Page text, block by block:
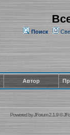
Поиск
Автор
Powered byJForum 2.1.9©